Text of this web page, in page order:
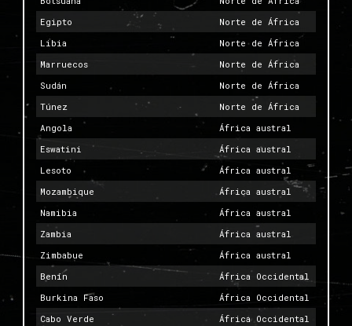
Egipto
Norte de África
Libia
Norte de África
Marruecos
Norte de África
Sudán
Norte de África
Túnez
Norte de África
Angola
África austral
Eswatini
África austral
Lesoto
África austral
Mozambique
África austral
Namibia
África austral
Zambia
África austral
Zimbabue
África austral
Benín
África Occidental
Burkina Faso
África Occidental
Cabo Verde
África Occidental